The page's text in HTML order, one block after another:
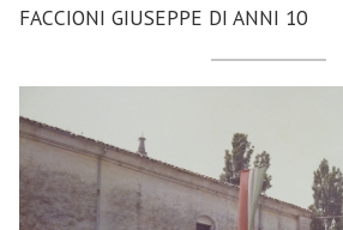
FACCIONI GIUSEPPE DI ANNI 10